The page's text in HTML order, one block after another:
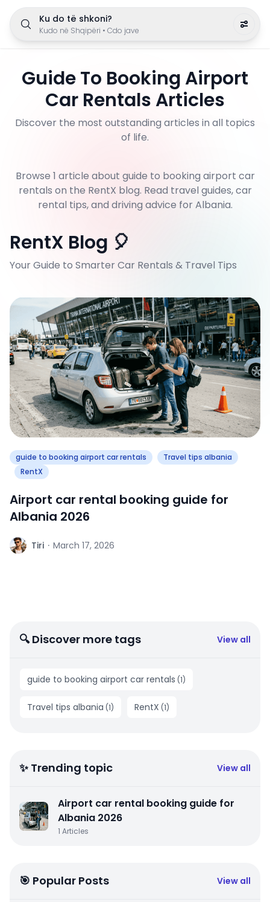
Ku do të shkoni?
Kudo në Shqipëri • Cdo jave
Guide To Booking Airport
Car Rentals Articles
Discover the most outstanding articles in all topics
of life.
Browse 1 article about guide to booking airport car
rentals on the RentX blog. Read travel guides, car
rental tips, and driving advice for Albania.
RentX Blog 🎈
Your Guide to Smarter Car Rentals & Travel Tips
guide to booking airport car rentals
Travel tips albania
RentX
Airport car rental booking guide for
Albania 2026
T Tiri · March 17, 2026
🔍 Discover more tags View all
guide to booking airport car rentals (1)
Travel tips albania (1) RentX (1)
✨ Trending topic View all
Airport car rental booking guide for
Albania 2026
1 Articles
🎯 Popular Posts View all